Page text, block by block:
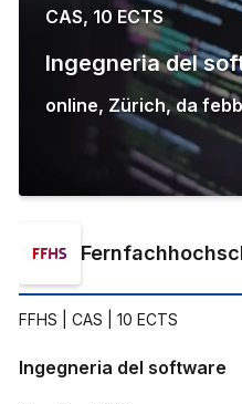
CAS, 10 ECTS
Ingegneria del
online, Zürich,da
FFHS | CAS | 10 ECTS
Ingegneria del software